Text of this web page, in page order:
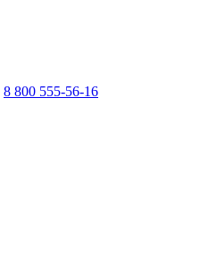
8 800 555-56-16